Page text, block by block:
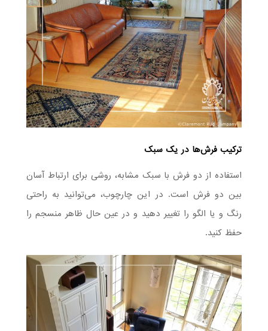
ترکیب فرش‌ها در یک سبک
استفاده از دو فرش با سبک مشابه، روشی برای ارتباط آسان
بین دو فرش است. در این چارچوب، می‌توانید به راحتی
رنگ و یا الگو را تغییر دهید و در عین حال ظاهر منسجم را
حفظ کنید.